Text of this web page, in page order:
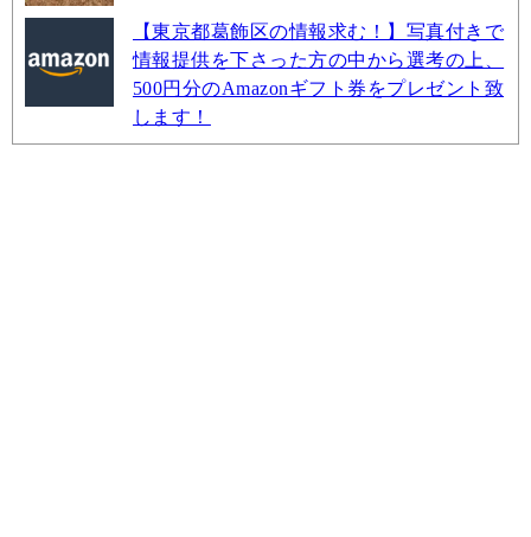
【東京都葛飾区の情報求む！】写真付きで
情報提供を下さった方の中から選考の上、
500円分のAmazonギフト券をプレゼント致
します！